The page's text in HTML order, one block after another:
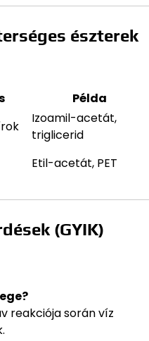
észterek
Példa
Izoamil-acetát,
triglicerid
Etil-acetát, PET
(GYIK)
reakciója során víz